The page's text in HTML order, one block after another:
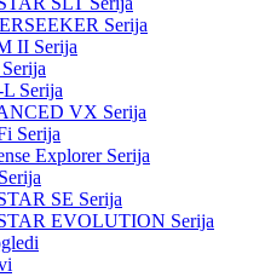
Serija
II Serija
Serija
VX Serija
Serija
Explorer Serija
SE Serija
EVOLUTION Serija